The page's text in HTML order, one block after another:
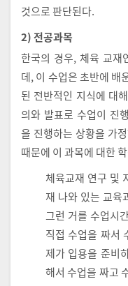
것으로 판단된다.
2) 전공과목
한국의 경우, 체육 교재
데, 이 수업은 초반에 배
된 전반적인 지식에 대
의와 발표로 수업이 진
을 진행하는 상황을 가
때문에 이 과목에 대한
체육교재 연구 및
재 나와 있는 교육
그런 거를 수업시
직접 수업을 짜서
제가 입용을 준비
해서 수업을 짜고